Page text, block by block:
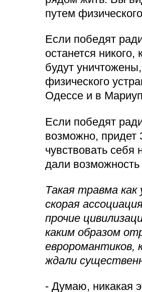
путем
Если победят
останется
будут
физического
Одессе и в
Если победят
возможно, придет
чувствовать
дали возможность
Такая травма
скорая
прочие
каким образом
евроромантиков,
ждали
- Думаю, никакая